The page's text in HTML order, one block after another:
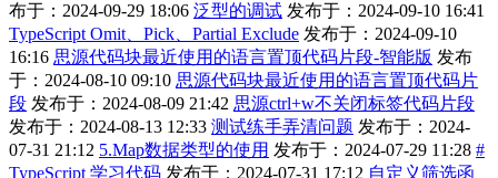
布于：2024-09-29 18:06 泛型的调试 发布于：2024-09-10 16:41
TypeScript Omit、Pick、Partial Exclude 发布于：2024-09-10
16:16 思源代码块最近使用的语言置顶代码片段-智能版 发布
于：2024-08-10 09:10 思源代码块最近使用的语言置顶代码片
段 发布于：2024-08-09 21:42 思源ctrl+w不关闭标签代码片段
发布于：2024-08-13 12:33 测试练手弄清问题 发布于：2024-
07-31 21:12 5.Map数据类型的使用 发布于：2024-07-29 11:28 #
TypeScript 学习代码 发布于：2024-07-31 17:12 自定义筛选函